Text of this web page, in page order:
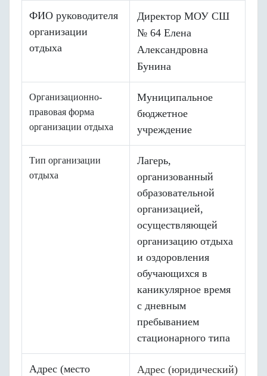
ФИО руководителя
организации
отдыха
Директор МОУ СШ
№ 64 Елена
Александровна
Бунина
Организационно-
правовая форма
организации отдыха
Муниципальное
бюджетное
учреждение
Тип организации
отдыха
Лагерь,
организованный
образовательной
организацией,
осуществляющей
организацию отдыха
и оздоровления
обучающихся в
каникулярное время
с дневным
пребыванием
стационарного типа
Адрес (место
Адрес (юридический)